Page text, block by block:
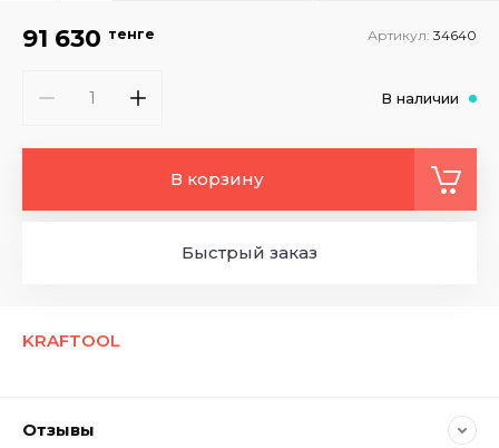
KRAFTOOL
91 630 тенге Артикул: 34640
В наличии
В корзину
Быстрый заказ
Отзывы